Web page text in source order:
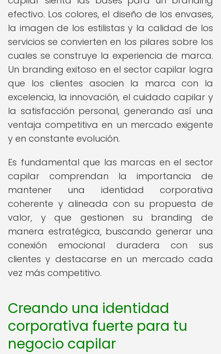
efectivo. Los colores, el diseño de los envases,
la imagen de los estilistas y la calidad de los
servicios se convierten en los pilares sobre los
cuales se construye la experiencia de marca.
Un branding exitoso en el sector capilar logra
que los clientes asocien la marca con la
excelencia, la innovación, el cuidado capilar y
la satisfacción personal, generando así una
ventaja competitiva en un mercado exigente
y en constante evolución.
Es fundamental que las marcas en el sector
capilar comprendan la importancia de
mantener una identidad corporativa
coherente y alineada con su propuesta de
valor, y que gestionen su branding de
manera estratégica, buscando generar una
conexión emocional duradera con sus
clientes y destacarse en un mercado cada
vez más competitivo.
Creando una identidad
corporativa fuerte para tu
negocio capilar